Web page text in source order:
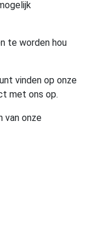
te worden hou
vinden op onze
met ons op.
van onze